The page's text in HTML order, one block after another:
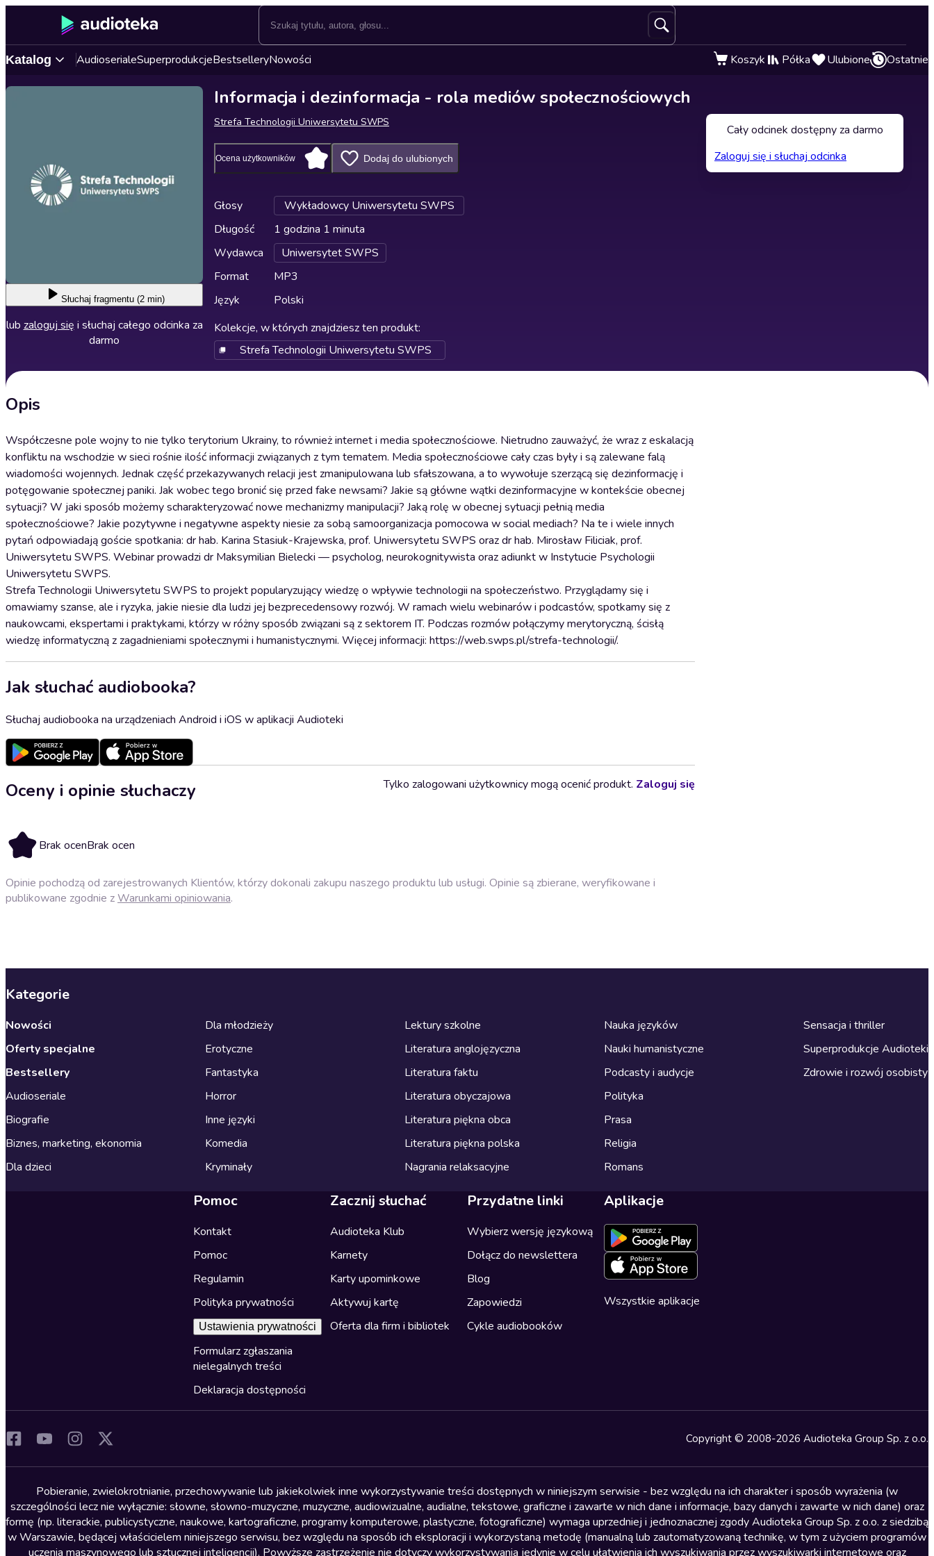
Katalog AudioserialeSuperprodukcjeBestselleryNowości Koszyk Półka Ulubione Ostatnie
Słuchaj fragmentu (2 min)
lub zaloguj się i słuchaj całego odcinka za
darmo
Informacja i dezinformacja - rola mediów społecznościowych
Strefa Technologii Uniwersytetu SWPS
Ocena użytkowników Dodaj do ulubionych
Głosy
Wykładowcy Uniwersytetu SWPS
Długość
1 godzina 1 minuta
Wydawca
Uniwersytet SWPS
Format
MP3
Język
Polski
Kolekcje, w których znajdziesz ten produkt:
Strefa Technologii Uniwersytetu SWPS
Opis
Współczesne pole wojny to nie tylko terytorium Ukrainy, to również internet i media społecznościowe. Nietrudno zauważyć, że wraz z eskalacją
konfliktu na wschodzie w sieci rośnie ilość informacji związanych z tym tematem. Media społecznościowe cały czas były i są zalewane falą
wiadomości wojennych. Jednak część przekazywanych relacji jest zmanipulowana lub sfałszowana, a to wywołuje szerzącą się dezinformację i
potęgowanie społecznej paniki. Jak wobec tego bronić się przed fake newsami? Jakie są główne wątki dezinformacyjne w kontekście obecnej
sytuacji? W jaki sposób możemy scharakteryzować nowe mechanizmy manipulacji? Jaką rolę w obecnej sytuacji pełnią media
społecznościowe? Jakie pozytywne i negatywne aspekty niesie za sobą samoorganizacja pomocowa w social mediach? Na te i wiele innych
pytań odpowiadają goście spotkania: dr hab. Karina Stasiuk-Krajewska, prof. Uniwersytetu SWPS oraz dr hab. Mirosław Filiciak, prof.
Uniwersytetu SWPS. Webinar prowadzi dr Maksymilian Bielecki — psycholog, neurokognitywista oraz adiunkt w Instytucie Psychologii
Uniwersytetu SWPS.
Strefa Technologii Uniwersytetu SWPS to projekt popularyzujący wiedzę o wpływie technologii na społeczeństwo. Przyglądamy się i
omawiamy szanse, ale i ryzyka, jakie niesie dla ludzi jej bezprecedensowy rozwój. W ramach wielu webinarów i podcastów, spotkamy się z
naukowcami, ekspertami i praktykami, którzy w różny sposób związani są z sektorem IT. Podczas rozmów połączymy merytoryczną, ścisłą
wiedzę informatyczną z zagadnieniami społecznymi i humanistycznymi. Więcej informacji: https://web.swps.pl/strefa-technologii/.
Jak słuchać audiobooka?
Słuchaj audiobooka na urządzeniach Android i iOS w aplikacji Audioteki
Oceny i opinie słuchaczy
Brak ocenBrak ocen
Tylko zalogowani użytkownicy mogą ocenić produkt. Zaloguj się
Opinie pochodzą od zarejestrowanych Klientów, którzy dokonali zakupu naszego produktu lub usługi. Opinie są zbierane, weryfikowane i
publikowane zgodnie zWarunkami opiniowania.
Cały odcinek dostępny za darmo
Zaloguj się i słuchaj odcinka
Kategorie
Nowości
Oferty specjalne
Bestsellery
Audioseriale
Biografie
Biznes, marketing, ekonomia
Dla dzieci
Dla młodzieży
Erotyczne
Fantastyka
Horror
Inne języki
Komedia
Kryminały
Lektury szkolne
Literatura anglojęzyczna
Literatura faktu
Literatura obyczajowa
Literatura piękna obca
Literatura piękna polska
Nagrania relaksacyjne
Nauka języków
Nauki humanistyczne
Podcasty i audycje
Polityka
Prasa
Religia
Romans
Sensacja i thriller
Superprodukcje Audioteki
Zdrowie i rozwój osobisty
Pomoc
Kontakt
Pomoc
Regulamin
Polityka prywatności
Ustawienia prywatności
Formularz zgłaszania
nielegalnych treści
Deklaracja dostępności
Zacznij słuchać
Audioteka Klub
Karnety
Karty upominkowe
Aktywuj kartę
Oferta dla firm i bibliotek
Przydatne linki
Wybierz wersję językową
Dołącz do newslettera
Blog
Zapowiedzi
Cykle audiobooków
Aplikacje
Wszystkie aplikacje
Copyright © 2008-2026 Audioteka Group Sp. z o.o.
Pobieranie, zwielokrotnianie, przechowywanie lub jakiekolwiek inne wykorzystywanie treści dostępnych w niniejszym serwisie - bez względu na ich charakter i sposób wyrażenia (w
szczególności lecz nie wyłącznie: słowne, słowno-muzyczne, muzyczne, audiowizualne, audialne, tekstowe, graficzne i zawarte w nich dane i informacje, bazy danych i zawarte w nich dane) oraz
formę (np. literackie, publicystyczne, naukowe, kartograficzne, programy komputerowe, plastyczne, fotograficzne) wymaga uprzedniej i jednoznacznej zgody Audioteka Group Sp. z o.o. z siedzibą
w Warszawie, będącej właścicielem niniejszego serwisu, bez względu na sposób ich eksploracji i wykorzystaną metodę (manualną lub zautomatyzowaną technikę, w tym z użyciem programów
uczenia maszynowego lub sztucznej inteligencji). Powyższe zastrzeżenie nie dotyczy wykorzystywania jedynie w celu ułatwienia ich wyszukiwania przez wyszukiwarki internetowe oraz